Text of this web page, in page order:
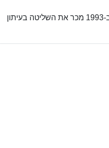
נמרודי המשיך להוציא את "ורמיה" עם שארית צוותו ועם עיתונאים שהביא מ"נובוסטי נדלי". ב-1993 מכר את השליטה בעיתון